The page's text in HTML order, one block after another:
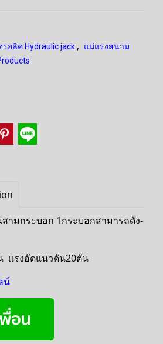
อลิค Hydraulic jack ,
แม่แรงสนาม
ามกระบอก 1กระบอกสามารถดัง-
แรงอัดแนวดัน20ตัน
น์